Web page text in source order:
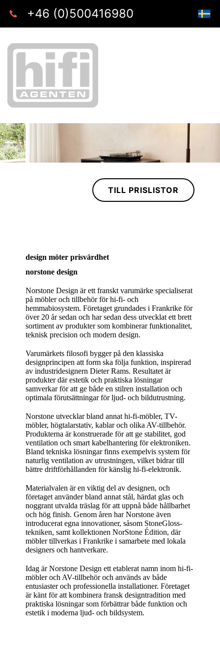
+46 (0)500416980
design möter prisvärdhet
norstone design
Norstone Design är ett franskt varumärke specialiserat
på möbler och tillbehör för hi-fi- och
hemmabiosystem. Företaget grundades i Frankrike för
över 20 år sedan och har sedan dess utvecklat ett brett
sortiment av produkter som kombinerar funktionalitet,
teknisk precision och modern design.
Varumärkets filosofi bygger på den klassiska
designprincipen att form ska följa funktion, inspirerad
av industridesignern Dieter Rams. Resultatet är
produkter där estetik och praktiska lösningar
samverkar för att ge både en stilren installation och
optimala förutsättningar för ljud- och bildutrustning.
Norstone utvecklar bland annat hi-fi-möbler, TV-
möbler, högtalarstativ, kablar och olika AV-tillbehör.
Produkterna är konstruerade för att ge stabilitet, god
ventilation och smart kabelhantering för elektroniken.
Bland tekniska lösningar finns exempelvis system för
naturlig ventilation av utrustningen, vilket bidrar till
bättre driftförhållanden för känslig hi-fi-elektronik.
Materialvalen är en viktig del av designen, och
företaget använder bland annat stål, härdat glas och
noggrant utvalda träslag för att uppnå både hållbarhet
och hög finish. Genom åren har Norstone även
introducerat egna innovationer, såsom StoneGloss-
tekniken, samt kollektionen NorStone Édition, där
möbler tillverkas i Frankrike i samarbete med lokala
designers och hantverkare.
Idag är Norstone Design ett etablerat namn inom hi-fi-
möbler och AV-tillbehör och används av både
entusiaster och professionella installationer. Företaget
är känt för att kombinera fransk designtradition med
praktiska lösningar som förbättrar både funktion och
estetik i moderna ljud- och bildsystem.
TILL PRISLISTOR